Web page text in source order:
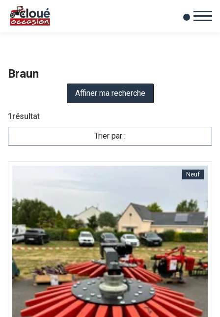
Mes favoris
0
Braun
1 résultat
Trier par :
Affiner ma recherche
Neuf